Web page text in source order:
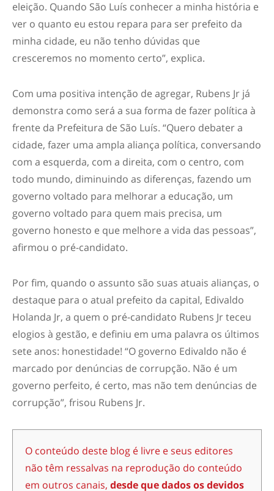
eleição. Quando São Luís conhecer a minha história e
ver o quanto eu estou repara para ser prefeito da
minha cidade, eu não tenho dúvidas que
cresceremos no momento certo”, explica.
Com uma positiva intenção de agregar, Rubens Jr já
demonstra como será a sua forma de fazer política à
frente da Prefeitura de São Luís. “Quero debater a
cidade, fazer uma ampla aliança política, conversando
com a esquerda, com a direita, com o centro, com
todo mundo, diminuindo as diferenças, fazendo um
governo voltado para melhorar a educação, um
governo voltado para quem mais precisa, um
governo honesto e que melhore a vida das pessoas”,
afirmou o pré-candidato.
Por fim, quando o assunto são suas atuais alianças, o
destaque para o atual prefeito da capital, Edivaldo
Holanda Jr, a quem o pré-candidato Rubens Jr teceu
elogios à gestão, e definiu em uma palavra os últimos
sete anos: honestidade! “O governo Edivaldo não é
marcado por denúncias de corrupção. Não é um
governo perfeito, é certo, mas não tem denúncias de
corrupção”, frisou Rubens Jr.
O conteúdo deste blog é livre e seus editores
não têm ressalvas na reprodução do conteúdo
em outros canais, desde que dados os devidos